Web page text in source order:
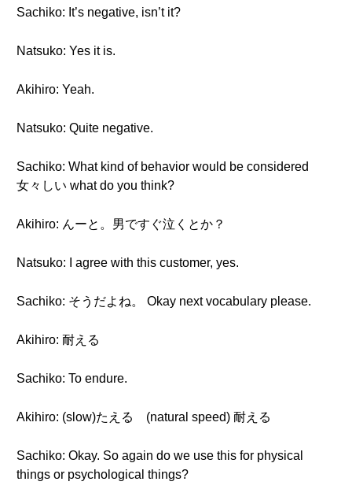
Sachiko: It’s negative, isn’t it?
Natsuko: Yes it is.
Akihiro: Yeah.
Natsuko: Quite negative.
Sachiko: What kind of behavior would be considered
女々しい what do you think?
Akihiro: んーと。男ですぐ泣くとか？
Natsuko: I agree with this customer, yes.
Sachiko: そうだよね。 Okay next vocabulary please.
Akihiro: 耐える
Sachiko: To endure.
Akihiro: (slow)たえる (natural speed) 耐える
Sachiko: Okay. So again do we use this for physical
things or psychological things?